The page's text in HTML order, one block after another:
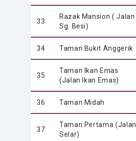
33
Razak Mansion ( Jalan
Sg. Besi)
34 Taman Bukit Anggerik
35
Taman Ikan Emas
(Jalan Ikan Emas)
36 Taman Midah
37
Taman Pertama (Jalan
Selar)